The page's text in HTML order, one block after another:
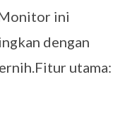
ini
dengan
utama: